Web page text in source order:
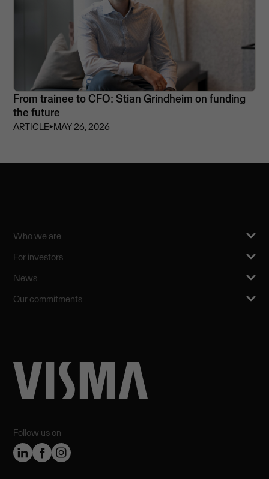
From trainee to CFO: Stian Grindheim on funding
the future
ARTICLE⏵MAY 26, 2026
Follow us on
Who we are
For investors
News
Our commitments